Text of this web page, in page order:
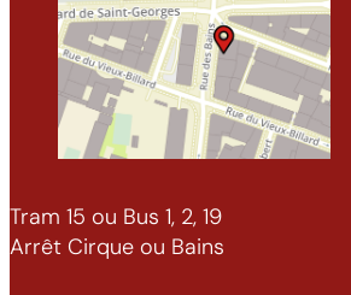
Tram 15 ou Bus 1, 2, 19
Arrêt Cirque ou Bains